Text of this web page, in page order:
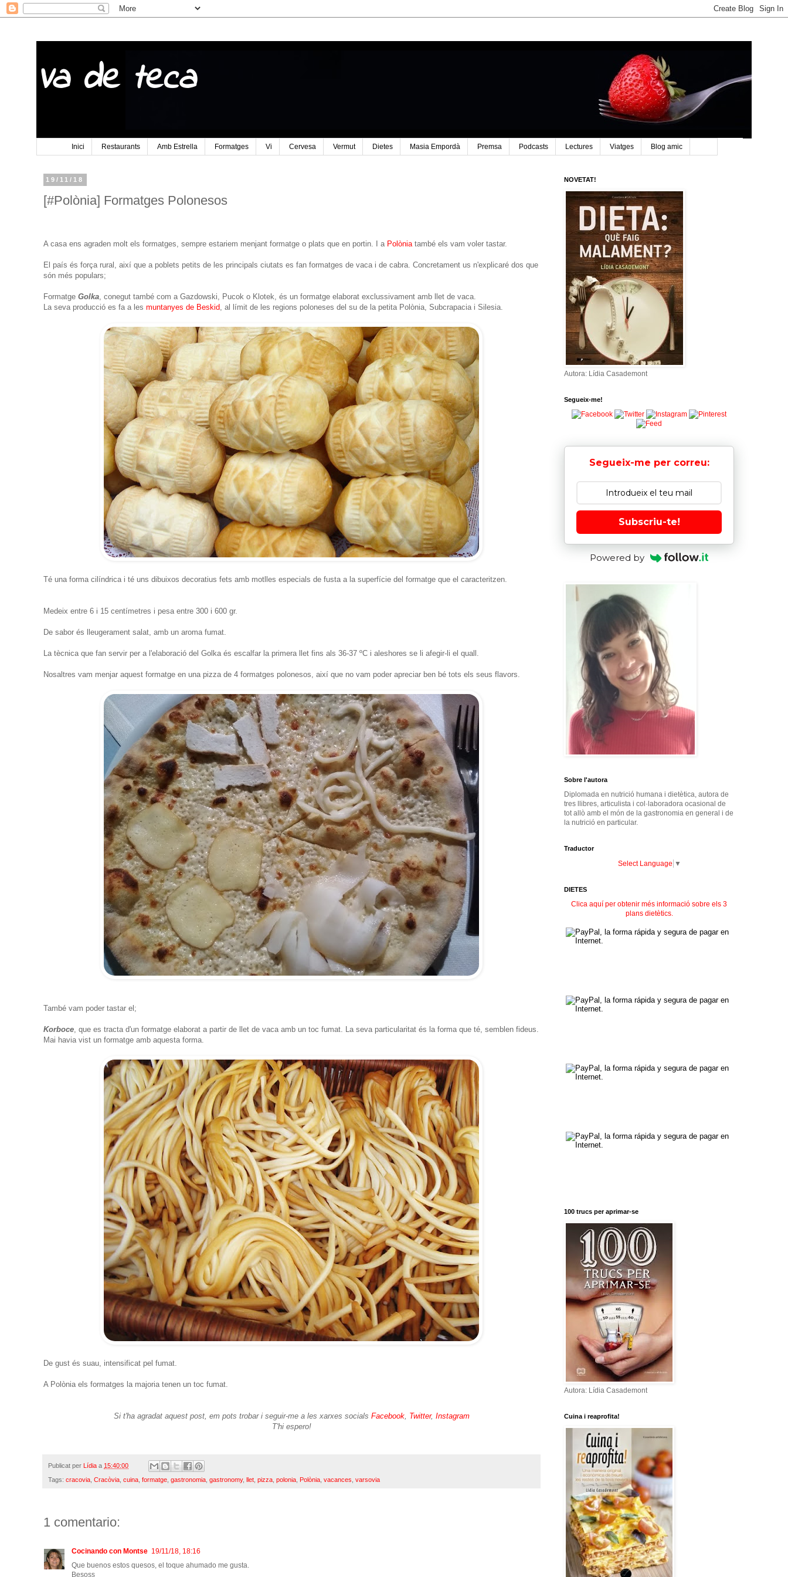
Va de teca
Inici Restaurants Amb Estrella Formatges Vi Cervesa Vermut Dietes Masia Empordà Premsa Podcasts Lectures Viatges Blog amic
19/11/18
[#Polònia] Formatges Polonesos
A casa ens agraden molt els formatges, sempre estariem menjant formatge o plats que en portin. I a Polòniatambé els vam voler tastar.
El país és força rural, així que a poblets petits de les principals ciutats es fan formatges de vaca i de cabra. Concretament us n'explicaré dos que
són més populars;
Formatge Golka, conegut també com a Gazdowski, Pucok o Klotek, és un formatge elaborat exclussivament amb llet de vaca.
La seva producció es fa a les muntanyes de Beskid, al límit de les regions poloneses del su de la petita Polònia, Subcrapacia i Silesia.
Té una forma cilíndrica i té uns dibuixos decoratius fets amb motlles especials de fusta a la superfície del formatge que el caracteritzen.
Medeix entre 6 i 15 centímetres i pesa entre 300 i 600 gr.
De sabor és lleugerament salat, amb un aroma fumat.
La tècnica que fan servir per a l'elaboració del Golka és escalfar la primera llet fins als 36-37 ºC i aleshores se li afegir-li el quall.
Nosaltres vam menjar aquest formatge en una pizza de 4 formatges polonesos, així que no vam poder apreciar ben bé tots els seus flavors.
També vam poder tastar el;
Korboce, que es tracta d'un formatge elaborat a partir de llet de vaca amb un toc fumat. La seva particularitat és la forma que té, semblen fideus.
Mai havia vist un formatge amb aquesta forma.
De gust és suau, intensificat pel fumat.
A Polònia els formatges la majoria tenen un toc fumat.
Si t'ha agradat aquest post, em pots trobar i seguir-me a les xarxes socials Facebook, Twitter, Instagram
T'hi espero!
Publicat per Lídia a 15:40:00
Tags: cracovia, Cracòvia, cuina, formatge, gastronomia, gastronomy, llet, pizza, polonia, Polònia, vacances, varsovia
1 comentario:
Cocinando con Montse 19/11/18, 18:16
Que buenos estos quesos, el toque ahumado me gusta.
Besoss
NOVETAT!
Autora: Lídia Casademont
Segueix-me!
Segueix-me per correu:
Subscriu-te!
Powered by
Sobre l'autora
Diplomada en nutrició humana i dietètica, autora de
tres llibres, articulista i col·laboradora ocasional de
tot allò amb el món de la gastronomia en general i de
la nutrició en particular.
Traductor
Select Language ▼
DIETES
Clica aquí per obtenir més informació sobre els 3
plans dietètics.
100 trucs per aprimar-se
Autora: Lídia Casademont
Cuina i reaprofita!